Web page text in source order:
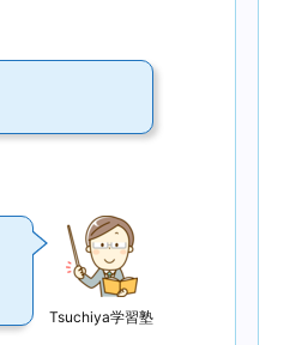
Tsuchiya学習塾